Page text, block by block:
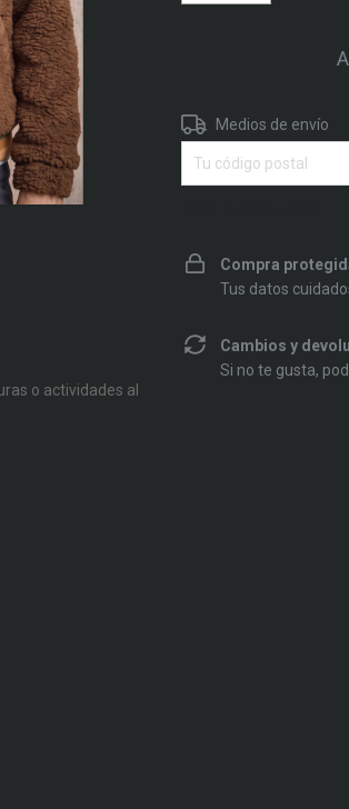
o actividades al
Entregas para el CP:
Medios de envío
Compra
Tus datos
Cambios y
Si no te gusta,